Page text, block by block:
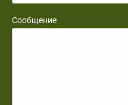
Сообщение